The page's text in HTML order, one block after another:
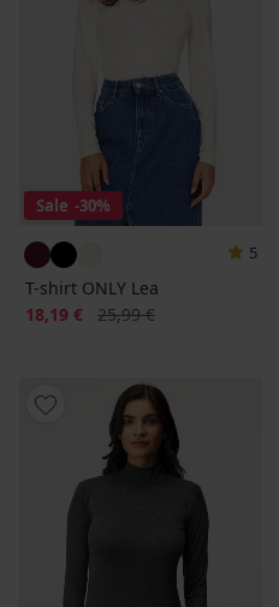
Sale -30%
5
T-shirt ONLY Lea
Korting
18,19 € Oorspronkelijke prijs
25,99 €